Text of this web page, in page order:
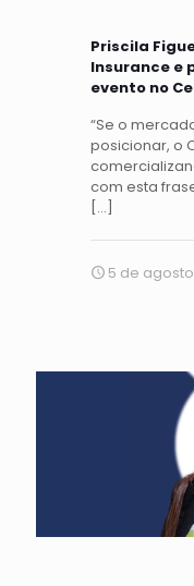
Priscila
Insurance e
evento no
“Se o
posicionar, o
com esta
[…]
5 de